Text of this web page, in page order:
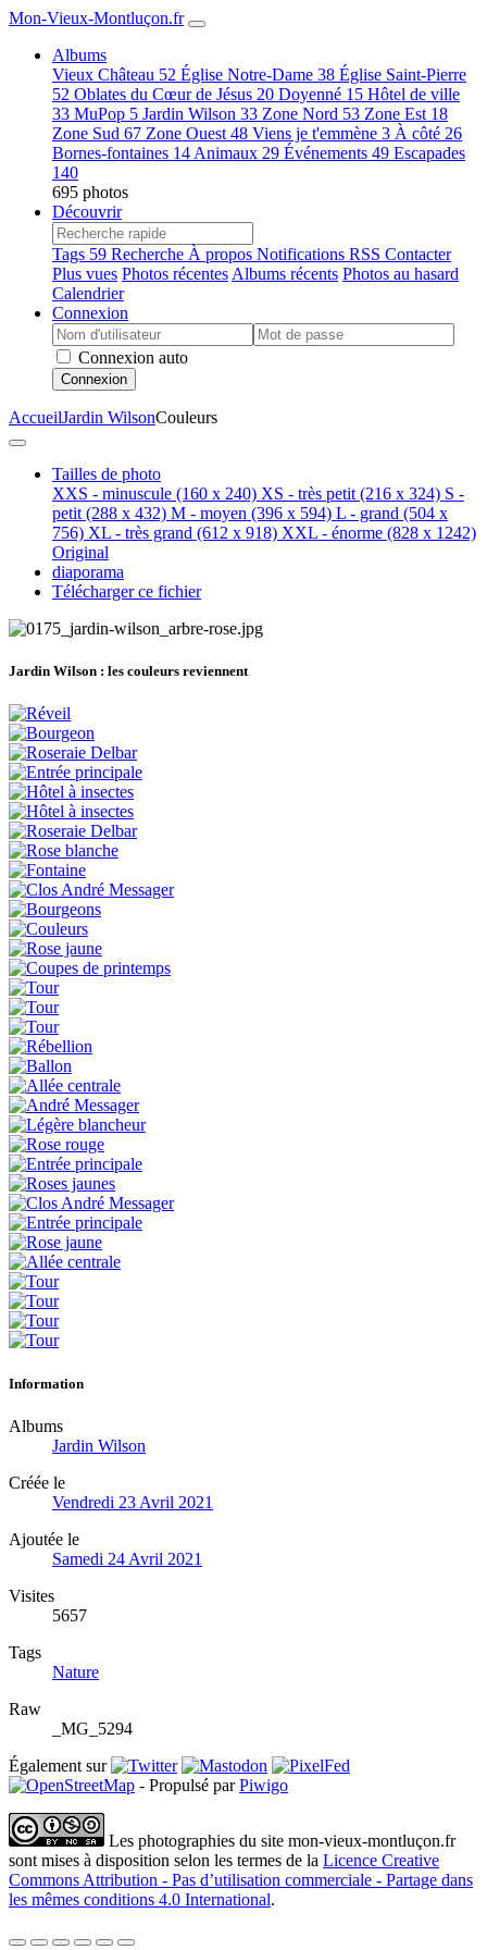
Mon-Vieux-Montluçon.fr
Albums
Vieux Château 52 Église Notre-Dame 38 Église Saint-Pierre
52 Oblates du Cœur de Jésus 20 Doyenné 15 Hôtel de ville
33 MuPop 5 Jardin Wilson 33 Zone Nord 53 Zone Est 18
Zone Sud 67 Zone Ouest 48 Viens je t'emmène 3 À côté 26
Bornes-fontaines 14 Animaux 29 Événements 49 Escapades
140
695 photos
Découvrir
Tags 59 Recherche À propos Notifications RSS Contacter
Plus vues Photos récentes Albums récents Photos au hasard
Calendrier
Connexion
Connexion auto
Connexion
AccueilJardin WilsonCouleurs
Tailles de photo
XXS - minuscule (160 x 240) XS - très petit (216 x 324) S -
petit (288 x 432) M - moyen (396 x 594) L - grand (504 x
756) XL - très grand (612 x 918) XXL - énorme (828 x 1242)
Original
diaporama
Télécharger ce fichier
Jardin Wilson : les couleurs reviennent
Information
Albums
Jardin Wilson
Créée le
Vendredi 23 Avril 2021
Ajoutée le
Samedi 24 Avril 2021
Visites
5657
Tags
Nature
Raw
_MG_5294
Également sur
- Propulsé parPiwigo
Les photographies du site mon-vieux-montluçon.fr
sont mises à disposition selon les termes de la Licence Creative
Commons Attribution - Pas d’utilisation commerciale - Partage dans
les mêmes conditions 4.0 International.